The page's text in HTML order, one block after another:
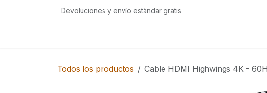
Devoluciones y envío estándar gratis
Todos los productos Cable HDMI Highwings 4K -